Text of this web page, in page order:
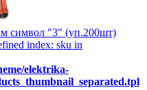
символ "3" (уп.200шт)
index: sku in
elektrika-